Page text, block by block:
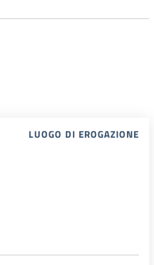
LUOGO DI EROGAZIONE